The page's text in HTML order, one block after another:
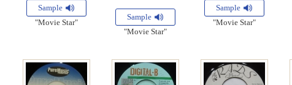
Sample
"Movie Star"
Sample
"Movie Star"
Sample
"Movie Star"